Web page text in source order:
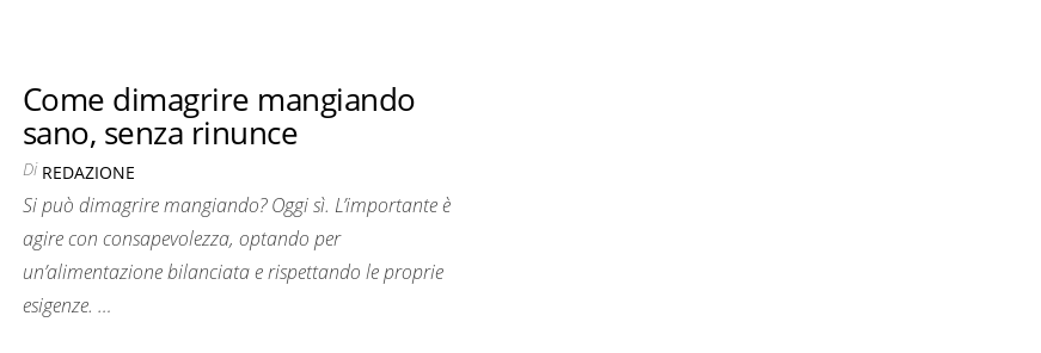
Come dimagrire mangiando
sano, senza rinunce
Di REDAZIONE
Si può dimagrire mangiando? Oggi sì. L’importante è
agire con consapevolezza, optando per
un’alimentazione bilanciata e rispettando le proprie
esigenze. …